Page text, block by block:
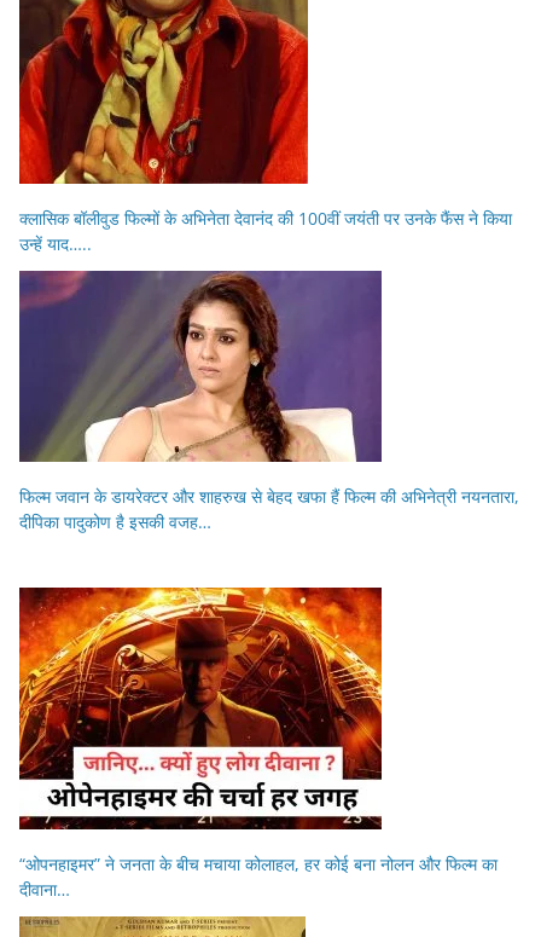
क्लासिक बॉलीवुड फिल्मों के अभिनेता देवानंद की 100वीं जयंती पर उनके फैंस ने किया
उन्हें याद…..
फिल्म जवान के डायरेक्टर और शाहरुख से बेहद खफा हैं फिल्म की अभिनेत्री नयनतारा,
दीपिका पादुकोण है इसकी वजह…
“ओपनहाइमर” ने जनता के बीच मचाया कोलाहल, हर कोई बना नोलन और फिल्म का
दीवाना…